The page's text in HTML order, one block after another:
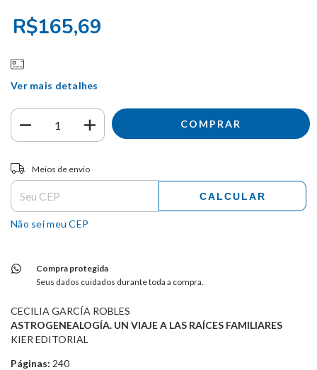
R$165,69
Ver mais detalhes
Entregas para o CEP:
Meios de envio
CALCULAR
Não sei meu CEP
Compra protegida
Seus dados cuidados durante toda a compra.
CECILIA GARCÍA ROBLES
ASTROGENEALOGÍA. UN VIAJE A LAS RAÍCES FAMILIARES
KIER EDITORIAL
Páginas: 240